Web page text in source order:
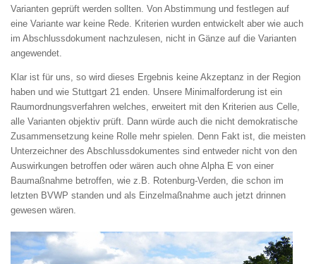
Varianten geprüft werden sollten. Von Abstimmung und festlegen auf
eine Variante war keine Rede. Kriterien wurden entwickelt aber wie auch
im Abschlussdokument nachzulesen, nicht in Gänze auf die Varianten
angewendet.
Klar ist für uns, so wird dieses Ergebnis keine Akzeptanz in der Region
haben und wie Stuttgart 21 enden. Unsere Minimalforderung ist ein
Raumordnungsverfahren welches, erweitert mit den Kriterien aus Celle,
alle Varianten objektiv prüft. Dann würde auch die nicht demokratische
Zusammensetzung keine Rolle mehr spielen. Denn Fakt ist, die meisten
Unterzeichner des Abschlussdokumentes sind entweder nicht von den
Auswirkungen betroffen oder wären auch ohne Alpha E von einer
Baumaßnahme betroffen, wie z.B. Rotenburg-Verden, die schon im
letzten BVWP standen und als Einzelmaßnahme auch jetzt drinnen
gewesen wären.